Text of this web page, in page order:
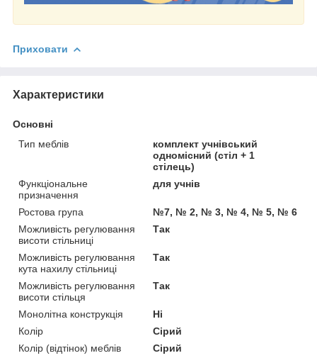
Приховати
Характеристики
Основні
Тип меблів
комплект учнівський
одномісний (стіл + 1
стілець)
Функціональне
призначення
для учнів
Ростова група
№7, № 2, № 3, № 4, № 5, № 6
Можливість регулювання
висоти стільниці
Так
Можливість регулювання
кута нахилу стільниці
Так
Можливість регулювання
висоти стільця
Так
Монолітна конструкція
Ні
Колір
Сірий
Колір (відтінок) меблів
Сірий